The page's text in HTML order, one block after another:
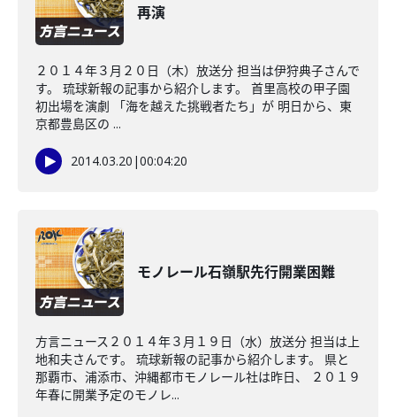
再演
２０１４年３月２０日（木）放送分 担当は伊狩典子さんで
す。 琉球新報の記事から紹介します。 首里高校の甲子園
初出場を演劇 「海を越えた挑戦者たち」が 明日から、東
京都豊島区の ...
2014.03.20 |00:04:20
モノレール石嶺駅先行開業困難
方言ニュース２０１４年３月１９日（水）放送分 担当は上
地和夫さんです。 琉球新報の記事から紹介します。 県と
那覇市、浦添市、沖縄都市モノレール社は昨日、 ２０１９
年春に開業予定のモノレ...